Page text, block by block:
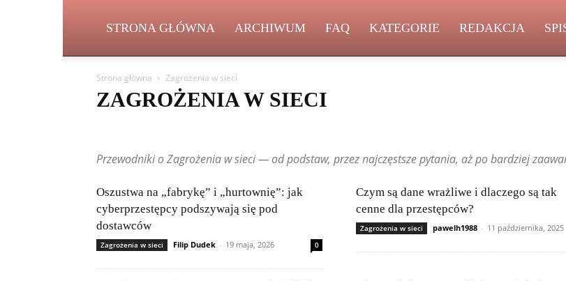
STRONA GŁÓWNA ARCHIWUM FAQ KATEGORIE REDAKCJA
Strona główna Zagrożenia w sieci
ZAGROŻENIA W SIECI
IoT – Internet Rzeczy
Języki programowania Kariera w IT Legalność i licencjonowanie oprogramowania
Machine
Startupy i innowacje
Szyfrowanie i VPN Teksty czytelników Testy i recenzje sprzętu
Wydajność i optymalizacja
Zagrożenia w sieci
Przewodniki o Zagrożenia w sieci — od podstaw, przez najczęstsze pytania, aż po bardziej
Oszustwa na „fabrykę” i „hurtownię”: jak
cyberprzestępcy podszywają się pod
dostawców
Zagrożenia w sieci Filip Dudek - 19 maja, 2026 0
Czym są dane wrażliwe i dlaczego są tak
cenne dla przestępców?
Zagrożenia w sieci pawelh1988 - 11 października, 2025